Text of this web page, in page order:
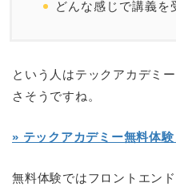
どんな感じで講義を
という人はテックアカデミ
さそうですね。
» テックアカデミー無料体験
無料体験ではフロントエン